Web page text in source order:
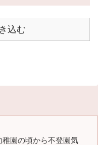
込む
園の頃から不登園気